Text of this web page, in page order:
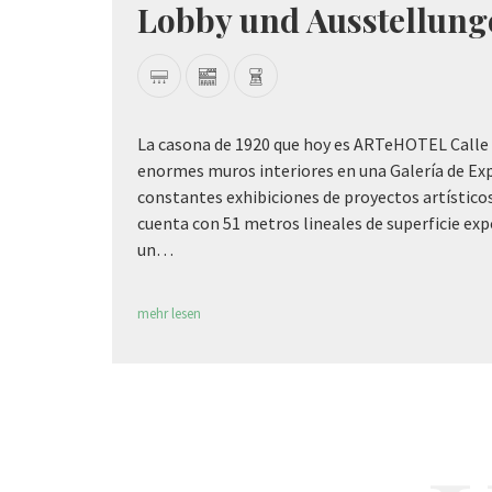
Terrasse und Salon
La casona de calle 2 cuenta con una hermosa
Habana. Un lugar donde nuestros clientes
aperitivo y comer o disfrutar de su tiempo de
mehr lesen